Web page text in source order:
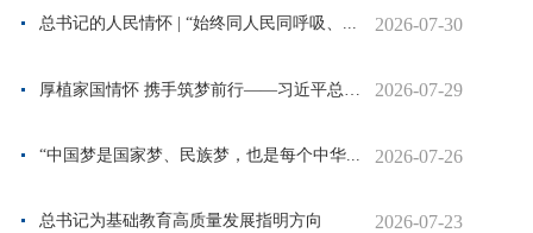
总书记的人民情怀 | “始终同人民同呼吸、... 2026-07-30
2026-07-29
“中国梦是国家梦、民族梦，也是每个中华... 2026-07-26
总书记为基础教育高质量发展指明方向 2026-07-23